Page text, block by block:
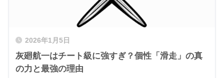
2026年1月5日
灰廻航一はチート級に強すぎ？個性「滑走」の真
の力と最強の理由